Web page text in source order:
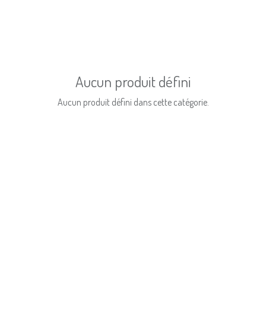
Aucun produit défini
Aucun produit défini dans cette catégorie.